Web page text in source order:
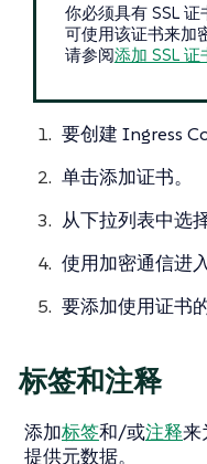
你必须具有 SSL 证
可使用该证书来加
请参阅添加 SSL 证
要创建 Ingress
单击添加证书。
从下拉列表中选
使用加密通信进
要添加使用证书
标签和注释
添加标签和/或注释来
提供元数据。